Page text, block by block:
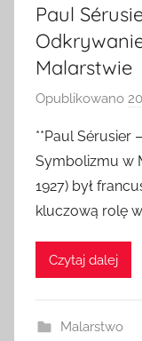
Paul
Malarstwie
Opublikowano
**Paul Sérusier
Symbolizmu w
1927) był
kluczową rolę w
Czytaj dalej
Malarstwo